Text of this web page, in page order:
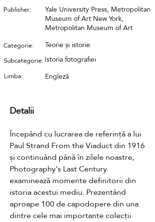
Publisher:
Yale University Press, Metropolitan
Museum of Art New York,
Metropolitan Museum of Art
Categorie: Teorie și istorie
Subcategorie: Istoria fotografiei
Limba: Engleză
Detalii
Începând cu lucrarea de referință a lui
Paul Strand From the Viaduct din 1916
și continuând până în zilele noastre,
Photography's Last Century
examinează momente definitorii din
istoria acestui mediu. Prezentând
aproape 100 de capodopere din una
dintre cele mai importante colecții